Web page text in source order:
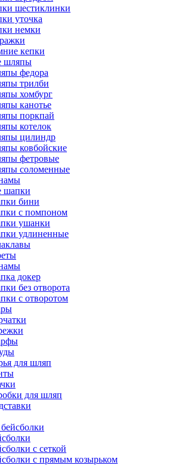
шестиклинки
уточка
немки
кепки
шляпы
федора
трилби
хомбург
канотье
поркпай
котелок
цилиндр
ковбойские
фетровые
соломенные
шапки
бини
с помпоном
ушанки
удлиненные
докер
без отворота
с отворотом
для шляп
для шляп
с сеткой
с прямым козырьком